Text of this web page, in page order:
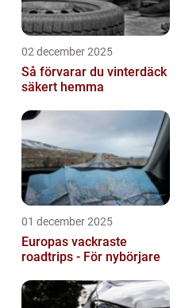
02 december 2025
Så förvarar du vinterdäck
säkert hemma
01 december 2025
Europas vackraste
roadtrips - För nybörjare